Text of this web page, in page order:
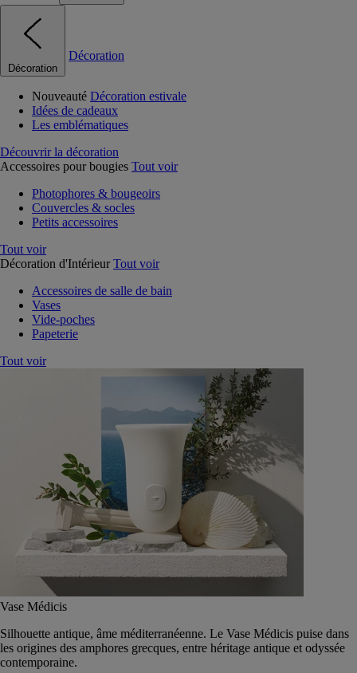
Décoration
Décoration
Nouveauté Décoration estivale
Idées de cadeaux
Les emblématiques
Découvrir la décoration
Accessoires pour bougies Tout voir
Photophores & bougeoirs
Couvercles & socles
Petits accessoires
Tout voir
Décoration d'Intérieur Tout voir
Accessoires de salle de bain
Vases
Vide-poches
Papeterie
Tout voir
Vase Médicis
Silhouette antique, âme méditerranéenne. Le Vase Médicis puise dans
les origines des amphores grecques, entre héritage antique et odyssée
contemporaine.